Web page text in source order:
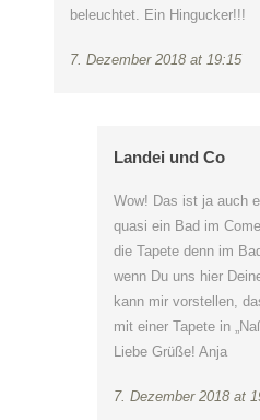
beleuchtet. Ein Hingucker!!!
7. Dezember 2018 at 19:15
Landei und Co
Wow! Das ist ja auch
quasi ein Bad im
die Tapete denn im
wenn Du uns hier
kann mir vorstellen,
mit einer Tapete in
Liebe Grüße! Anja
7. Dezember 2018 at